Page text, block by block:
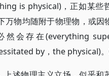
is physical)，正如某些
万物均随附于物理物，或因
然会存在(everything
by，the physical)